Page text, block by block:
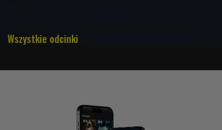
Wszystkie odcinki